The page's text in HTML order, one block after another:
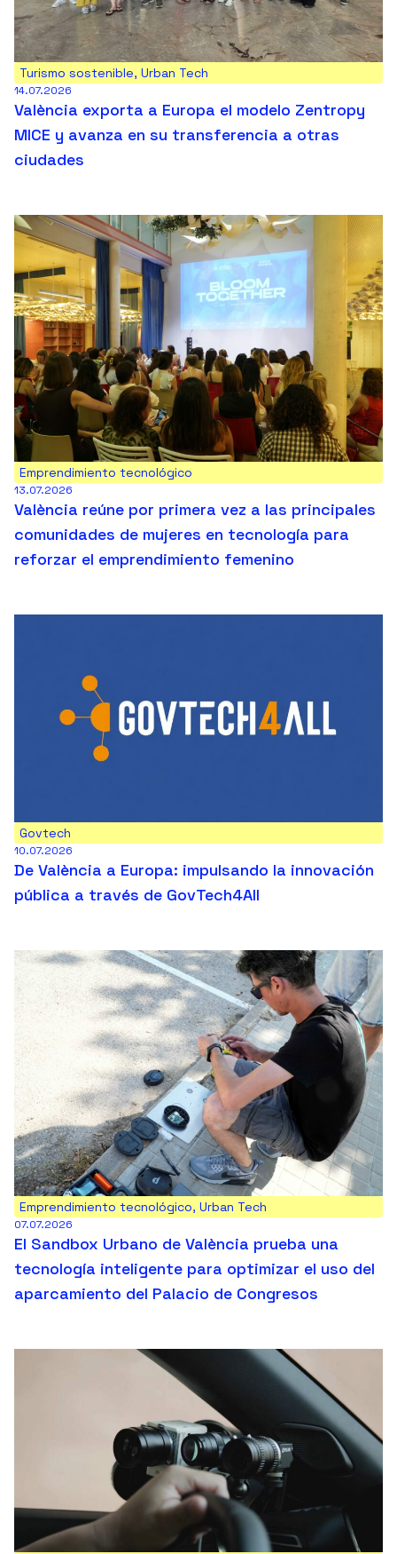
Turismo sostenible, Urban Tech
14.07.2026
València exporta a Europa el modelo Zentropy
MICE y avanza en su transferencia a otras
ciudades
Emprendimiento tecnológico
13.07.2026
València reúne por primera vez a las principales
comunidades de mujeres en tecnología para
reforzar el emprendimiento femenino
Govtech
10.07.2026
De València a Europa: impulsando la innovación
pública a través de GovTech4All
Emprendimiento tecnológico, Urban Tech
07.07.2026
El Sandbox Urbano de València prueba una
tecnología inteligente para optimizar el uso del
aparcamiento del Palacio de Congresos